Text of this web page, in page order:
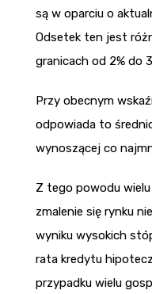
są w oparciu o
Odsetek ten jest
granicach od 2% do
Przy obecnym
odpowiada to
wynoszącej co
Z tego powodu
zmalenie się rynku
wyniku wysokich
rata kredytu
przypadku wielu